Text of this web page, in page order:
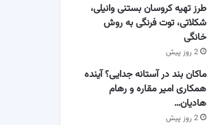
طرز تهیه کروسان بستنی وانیلی،
شکلاتی، توت فرنگی به روش
خانگی
2 روز پیش
ماکان بند در آستانه جدایی؟ آینده
همکاری امیر مقاره و رهام
هادیان…
2 روز پیش